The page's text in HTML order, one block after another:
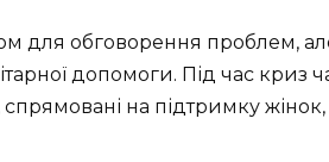
для обговорення проблем,
допомоги. Під час криз
спрямовані на підтримку жінок,